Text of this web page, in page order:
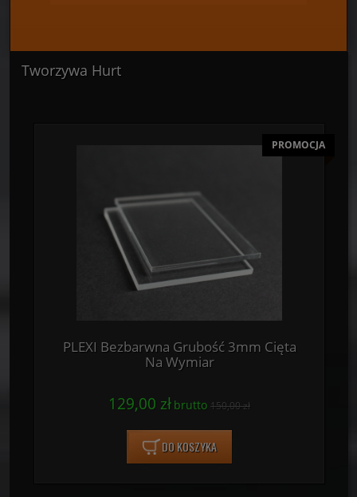
Tworzywa Hurt
PLEXI Bezbarwna Grubość 3mm Cięta
Na Wymiar
129,00 zł brutto 150,00 zł
DO KOSZYKA
PROMOCJA